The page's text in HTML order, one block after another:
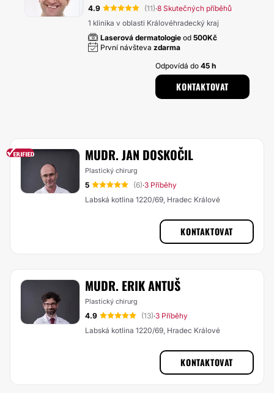
4.9 (11)·8 Skutečných příběhů
1 klinika v oblasti Královéhradecký kraj
Laserová dermatologie od 500Kč
První návšteva zdarma
Odpovídá do45 h
KONTAKTOVAT
MUDR. JAN DOSKOČIL
Plastický chirurg
5 (6)·3 Příběhy
Labská kotlina 1220/69, Hradec Králové
KONTAKTOVAT
MUDR. ERIK ANTUŠ
Plastický chirurg
4.9 (13)·3 Příběhy
Labská kotlina 1220/69, Hradec Králové
KONTAKTOVAT